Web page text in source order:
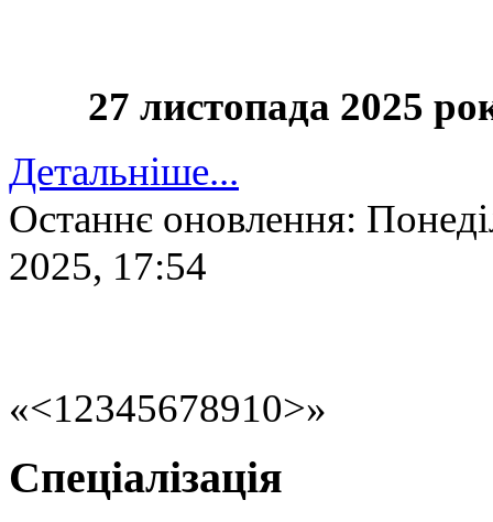
27 листопада 2025
Детальніше...
Останнє оновлення:
2025, 17:54
«<12345678910>»
Спеціалізація